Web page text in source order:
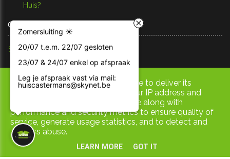
Huis?
GOOGLE TRANSLATE
Select Language
Copyright © 2026 Huis Castermans. All rights reserved.
UP-TO-DATE WebDesign
This site uses cookies from Google to deliver its
services and to analyze traffic. Your IP address and
user-agent are shared with Google along with
performance and security metrics to ensure quality of
service, generate usage statistics, and to detect and
address abuse.
LEARN MORE GOT IT
Zomersluiting ☀️
20/07 t.e.m. 22/07 gesloten
23/07 & 24/07 enkel op afspraak
Leg je afspraak vast via mail:
huiscastermans@skynet.be